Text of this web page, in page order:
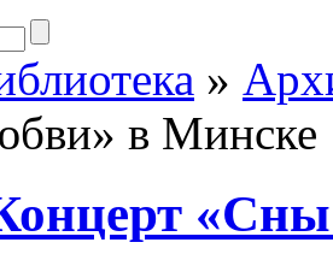
»
в Минске